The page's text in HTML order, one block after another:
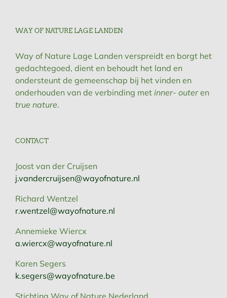
WAY OF NATURE LAGE LANDEN
Way of Nature Lage Landen verspreidt en borgt het
gedachtegoed, dient en behoudt het land en
ondersteunt de gemeenschap bij het vinden en
onderhouden van de verbinding met inner- outeren
true nature.
CONTACT
Joost van der Cruijsen
j.vandercruijsen@wayofnature.nl
Richard Wentzel
r.wentzel@wayofnature.nl
Annemieke Wiercx
a.wiercx@wayofnature.nl
Karen Segers
k.segers@wayofnature.be
Stichting Way of Nature Nederland